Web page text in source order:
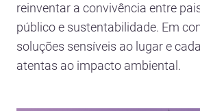
reinventar a convivência entre
público e sustentabilidade. Em
soluções sensíveis ao lugar e
atentas ao impacto ambiental.